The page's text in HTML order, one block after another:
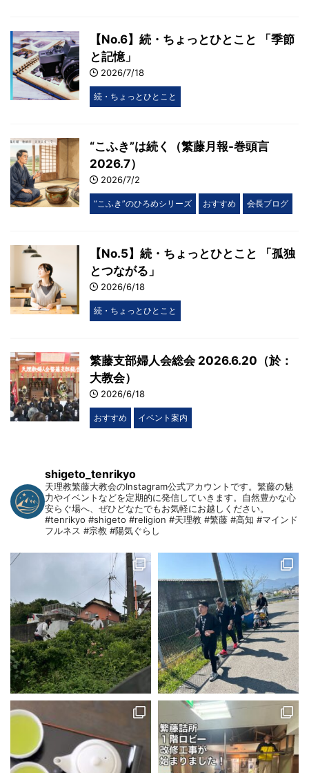
【No.6】続・ちょっとひとこと 「季節
と記憶」
2026/7/18
続・ちょっとひとこと
“こふき”は続く（繁藤月報-巻頭言
2026.7）
2026/7/2
“こふき”のひろめシリーズ おすすめ 会長ブログ
【No.5】続・ちょっとひとこと 「孤独
とつながる」
2026/6/18
続・ちょっとひとこと
繁藤支部婦人会総会 2026.6.20（於：
大教会）
2026/6/18
おすすめ イベント案内
shigeto_tenrikyo
天理教繁藤大教会のInstagram公式アカウントです。繁藤の魅
力やイベントなどを定期的に発信していきます。自然豊かな心
安らぐ場へ、ぜひどなたでもお気軽にお越しください。
#tenrikyo #shigeto #religion #天理教 #繁藤 #高知 #マインド
フルネス #宗教 #陽気ぐらし